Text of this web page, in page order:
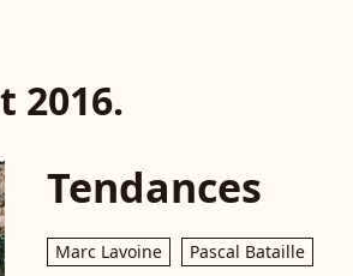
2016.
Tendances
Marc Lavoine
Pascal Bataille